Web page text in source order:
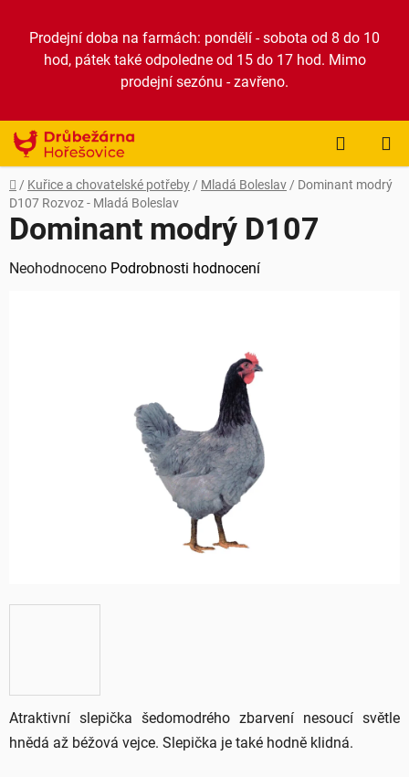
obsah
Prodejní doba na farmách: pondělí - sobota od 8 do 10
hod, pátek také odpoledne od 15 do 17 hod. Mimo
prodejní sezónu - zavřeno.
KOŠÍK
Domů
/ Kuřice a chovatelské potřeby / Mladá Boleslav / Dominant modrý
D107 Rozvoz - Mladá Boleslav
Atraktivní slepička šedomodrého zbarvení nesoucí světle
hnědá až béžová vejce. Slepička je také hodně klidná.
Dominant modrý D107
Průměrné
Neohodnoceno Podrobnosti hodnocení